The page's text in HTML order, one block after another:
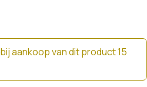
aankoop van dit product 15